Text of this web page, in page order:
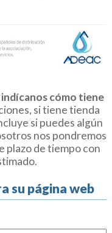
indícanos cómo tiene
si tiene tienda
si puedes algún
nos pondremos
plazo de tiempo con
su página web